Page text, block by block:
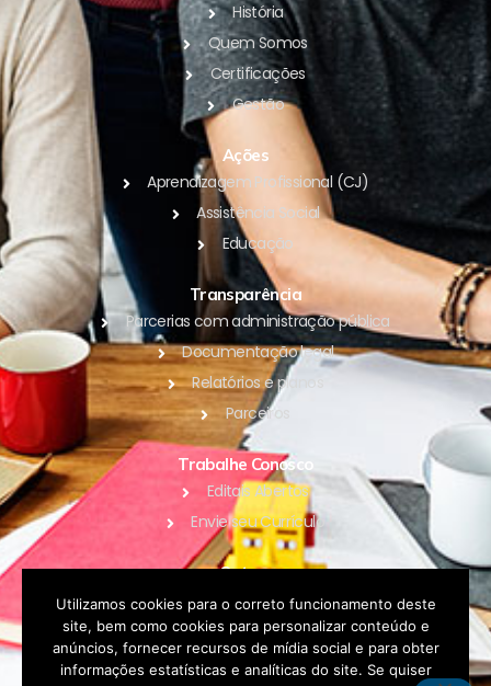
História
Quem Somos
Certificações
Gestão
Ações
Aprendizagem Profissional (CJ)
Assistência Social
Educação
Transparência
Parcerias com administração pública
Documentação legal
Relatórios e planos
Parceiros
Trabalhe Conosco
Editais Abertos
Envie seu Currículo
Outros
Blog
Contato
Política de Privacidade
Utilizamos cookies para o correto funcionamento deste
site, bem como cookies para personalizar conteúdo e
anúncios, fornecer recursos de mídia social e para obter
informações estatísticas e analíticas do site. Se quiser